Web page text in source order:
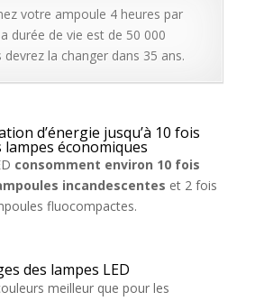
votre ampoule 4 heures par
durée de vie est de 50 000
la changer dans 35 ans.
d’énergie jusqu’à 10 fois
économiques
consomment environ 10 fois
incandescentes et 2 fois
fluocompactes.
des lampes LED
meilleur que pour les